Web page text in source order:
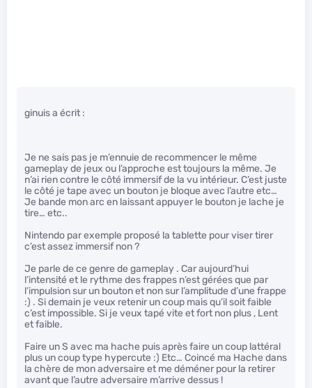
ginuis a écrit :
Je ne sais pas je m’ennuie de recommencer le même
gameplay de jeux ou l’approche est toujours la même. Je
n’ai rien contre le côté immersif de la vu intérieur. C’est juste
le côté je tape avec un bouton je bloque avec l’autre etc…
Je bande mon arc en laissant appuyer le bouton je lache je
tire… etc..
Nintendo par exemple proposé la tablette pour viser tirer
c’est assez immersif non ?
Je parle de ce genre de gameplay . Car aujourd’hui
l’intensité et le rythme des frappes n’est gérées que par
l’impulsion sur un bouton et non sur l’amplitude d’une frappe
:) . Si demain je veux retenir un coup mais qu’il soit faible
c’est impossible. Si je veux tapé vite et fort non plus , Lent
et faible.
Faire un S avec ma hache puis après faire un coup lattéral
plus un coup type hypercute :) Etc… Coincé ma Hache dans
la chère de mon adversaire et me déméner pour la retirer
avant que l’autre adversaire m’arrive dessus !